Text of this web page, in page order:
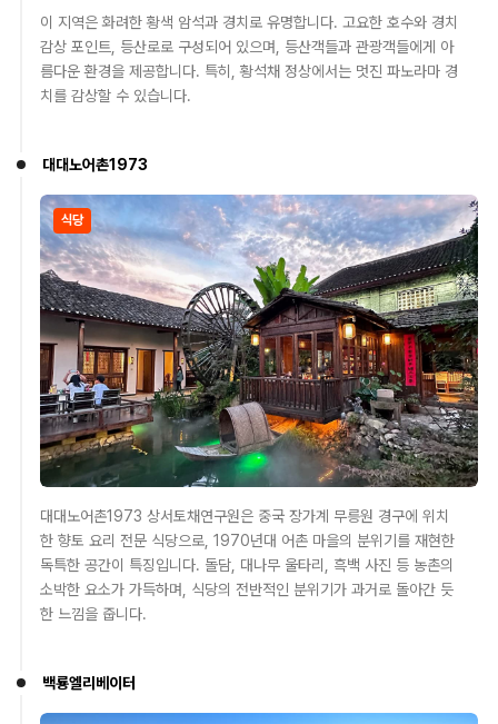
이 지역은 화려한 황색 암석과 경치로 유명합니다. 고요한 호수와 경치
감상 포인트, 등산로로 구성되어 있으며, 등산객들과 관광객들에게 아
름다운 환경을 제공합니다. 특히, 황석채 정상에서는 멋진 파노라마 경
치를 감상할 수 있습니다.
대대노어촌1973
식당
대대노어촌1973 상서토채연구원은 중국 장가계 무릉원 경구에 위치
한 향토 요리 전문 식당으로, 1970년대 어촌 마을의 분위기를 재현한
독특한 공간이 특징입니다. 돌담, 대나무 울타리, 흑백 사진 등 농촌의
소박한 요소가 가득하며, 식당의 전반적인 분위기가 과거로 돌아간 듯
한 느낌을 줍니다.
백룡엘리베이터